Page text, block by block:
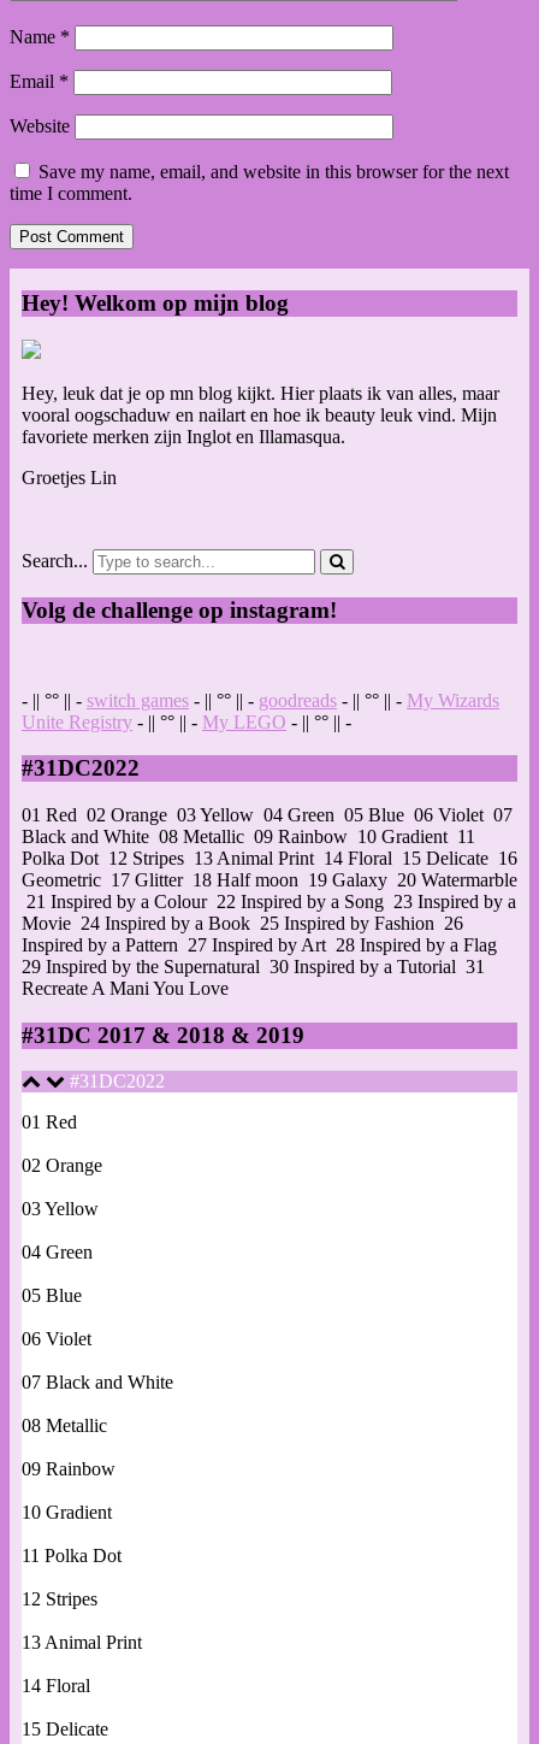
Name *
Email *
Website
Save my name, email, and website in this browser for the next
time I comment.
Hey! Welkom op mijn blog
Hey, leuk dat je op mn blog kijkt. Hier plaats ik van alles, maar
vooral oogschaduw en nailart en hoe ik beauty leuk vind. Mijn
favoriete merken zijn Inglot en Illamasqua.
Groetjes Lin
Search...
Volg de challenge op instagram!
- || °° || - switch games - || °° || - goodreads - || °° || - My Wizards
Unite Registry - || °° || - My LEGO - || °° || -
#31DC2022
01 Red 02 Orange 03 Yellow 04 Green 05 Blue 06 Violet 07
Black and White 08 Metallic 09 Rainbow 10 Gradient 11
Polka Dot 12 Stripes 13 Animal Print 14 Floral 15 Delicate 16
Geometric 17 Glitter 18 Half moon 19 Galaxy 20 Watermarble
21 Inspired by a Colour 22 Inspired by a Song 23 Inspired by a
Movie 24 Inspired by a Book 25 Inspired by Fashion 26
Inspired by a Pattern 27 Inspired by Art 28 Inspired by a Flag
29 Inspired by the Supernatural 30 Inspired by a Tutorial 31
Recreate A Mani You Love
#31DC 2017 & 2018 & 2019
#31DC2022
01 Red
02 Orange
03 Yellow
04 Green
05 Blue
06 Violet
07 Black and White
08 Metallic
09 Rainbow
10 Gradient
11 Polka Dot
12 Stripes
13 Animal Print
14 Floral
15 Delicate